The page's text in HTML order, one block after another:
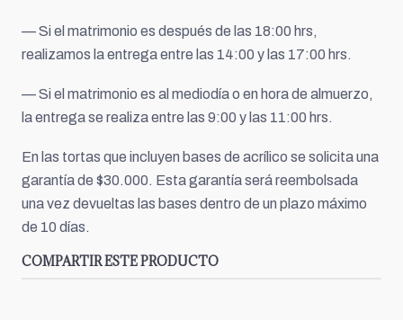
— Si el matrimonio es después de las 18:00 hrs,
realizamos la entrega entre las 14:00 y las 17:00 hrs.
— Si el matrimonio es al mediodía o en hora de almuerzo,
la entrega se realiza entre las 9:00 y las 11:00 hrs.
En las tortas que incluyen bases de acrílico se solicita una
garantía de $30.000. Esta garantía será reembolsada
una vez devueltas las bases dentro de un plazo máximo
de 10 días.
COMPARTIR ESTE PRODUCTO